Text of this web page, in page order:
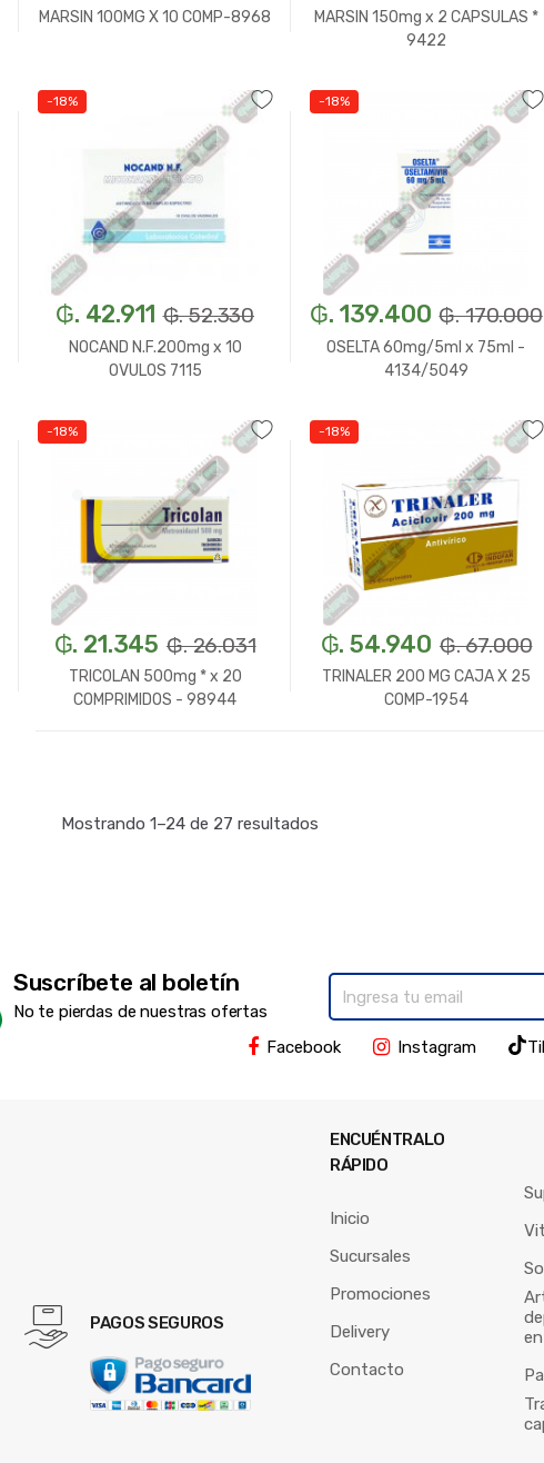
MARSIN 100MG X 10 COMP-8968
- +
MARSIN 150mg x 2 CAPSULAS *
9422
- +
-18%
₲. 42.911 ₲. 52.330
NOCAND N.F.200mg x 10
OVULOS 7115
- +
-18%
₲. 139.400 ₲. 170.000
OSELTA 60mg/5ml x 75ml -
4134/5049
- +
-18%
₲. 21.345 ₲. 26.031
TRICOLAN 500mg * x 20
COMPRIMIDOS - 98944
-18%
₲. 54.940 ₲. 67.000
TRINALER 200 MG CAJA X 25
COMP-1954
Mostrando 1–24 de 27 resultados
Suscríbete al boletín
No te pierdas de nuestras ofertas
Facebook Instagram
PAGOS SEGUROS
ENCUÉNTRALO
RÁPIDO
Inicio
Sucursales
Promociones
Delivery
Contacto